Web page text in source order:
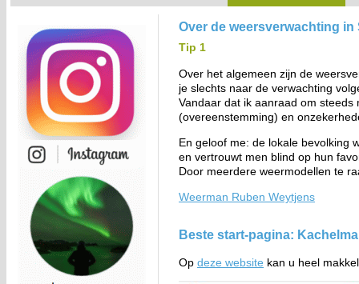
Over de weersverwachting in
Tip 1
Over het algemeen zijn de
je slechts naar de verwachting
Vandaar dat ik aanraad om
(overeenstemming) en
En geloof me: de lokale bevolking
en vertrouwt men blind op hun
Door meerdere weermodellen te
Weerman Ruben Weytjens
Beste start-pagina:
Op deze website kan u heel